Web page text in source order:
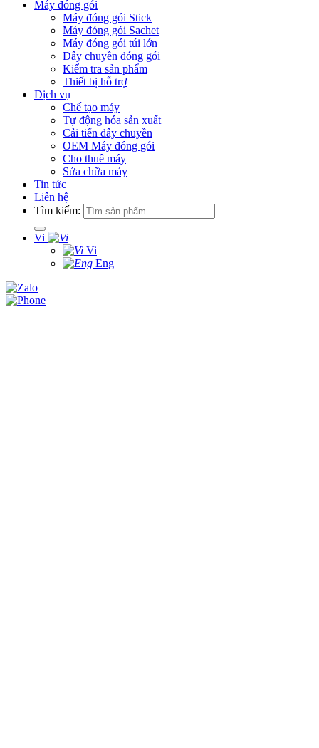
Máy đóng gói
Máy đóng gói Stick
Máy đóng gói Sachet
Máy đóng gói túi lớn
Dây chuyền đóng gói
Kiểm tra sản phẩm
Thiết bị hỗ trợ
Dịch vụ
Chế tạo máy
Tự động hóa sản xuất
Cải tiến dây chuyền
OEM Máy đóng gói
Cho thuê máy
Sửa chữa máy
Tin tức
Liên hệ
Tìm kiếm:
Vi
Vi
Eng